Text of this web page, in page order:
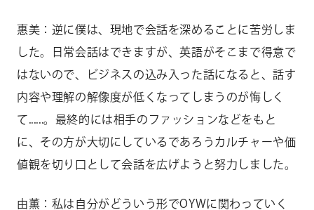
惠美：逆に僕は、現地で会話を深めることに苦労しま
した。日常会話はできますが、英語がそこまで得意で
はないので、ビジネスの込み入った話になると、話す
内容や理解の解像度が低くなってしまうのが悔しく
て......。最終的には相手のファッションなどをもと
に、その方が大切にしているであろうカルチャーや価
値観を切り口として会話を広げようと努力しました。
由薫：私は自分がどういう形でOYWに関わっていく